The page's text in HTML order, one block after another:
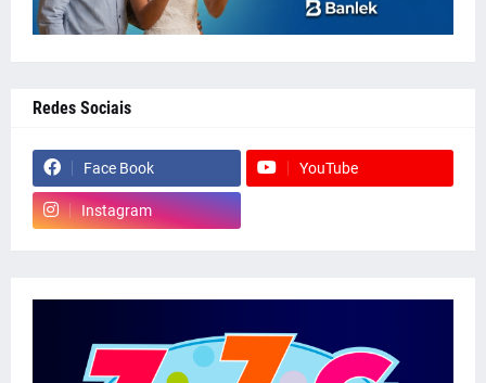
Redes Sociais
Face Book YouTube
Instagram